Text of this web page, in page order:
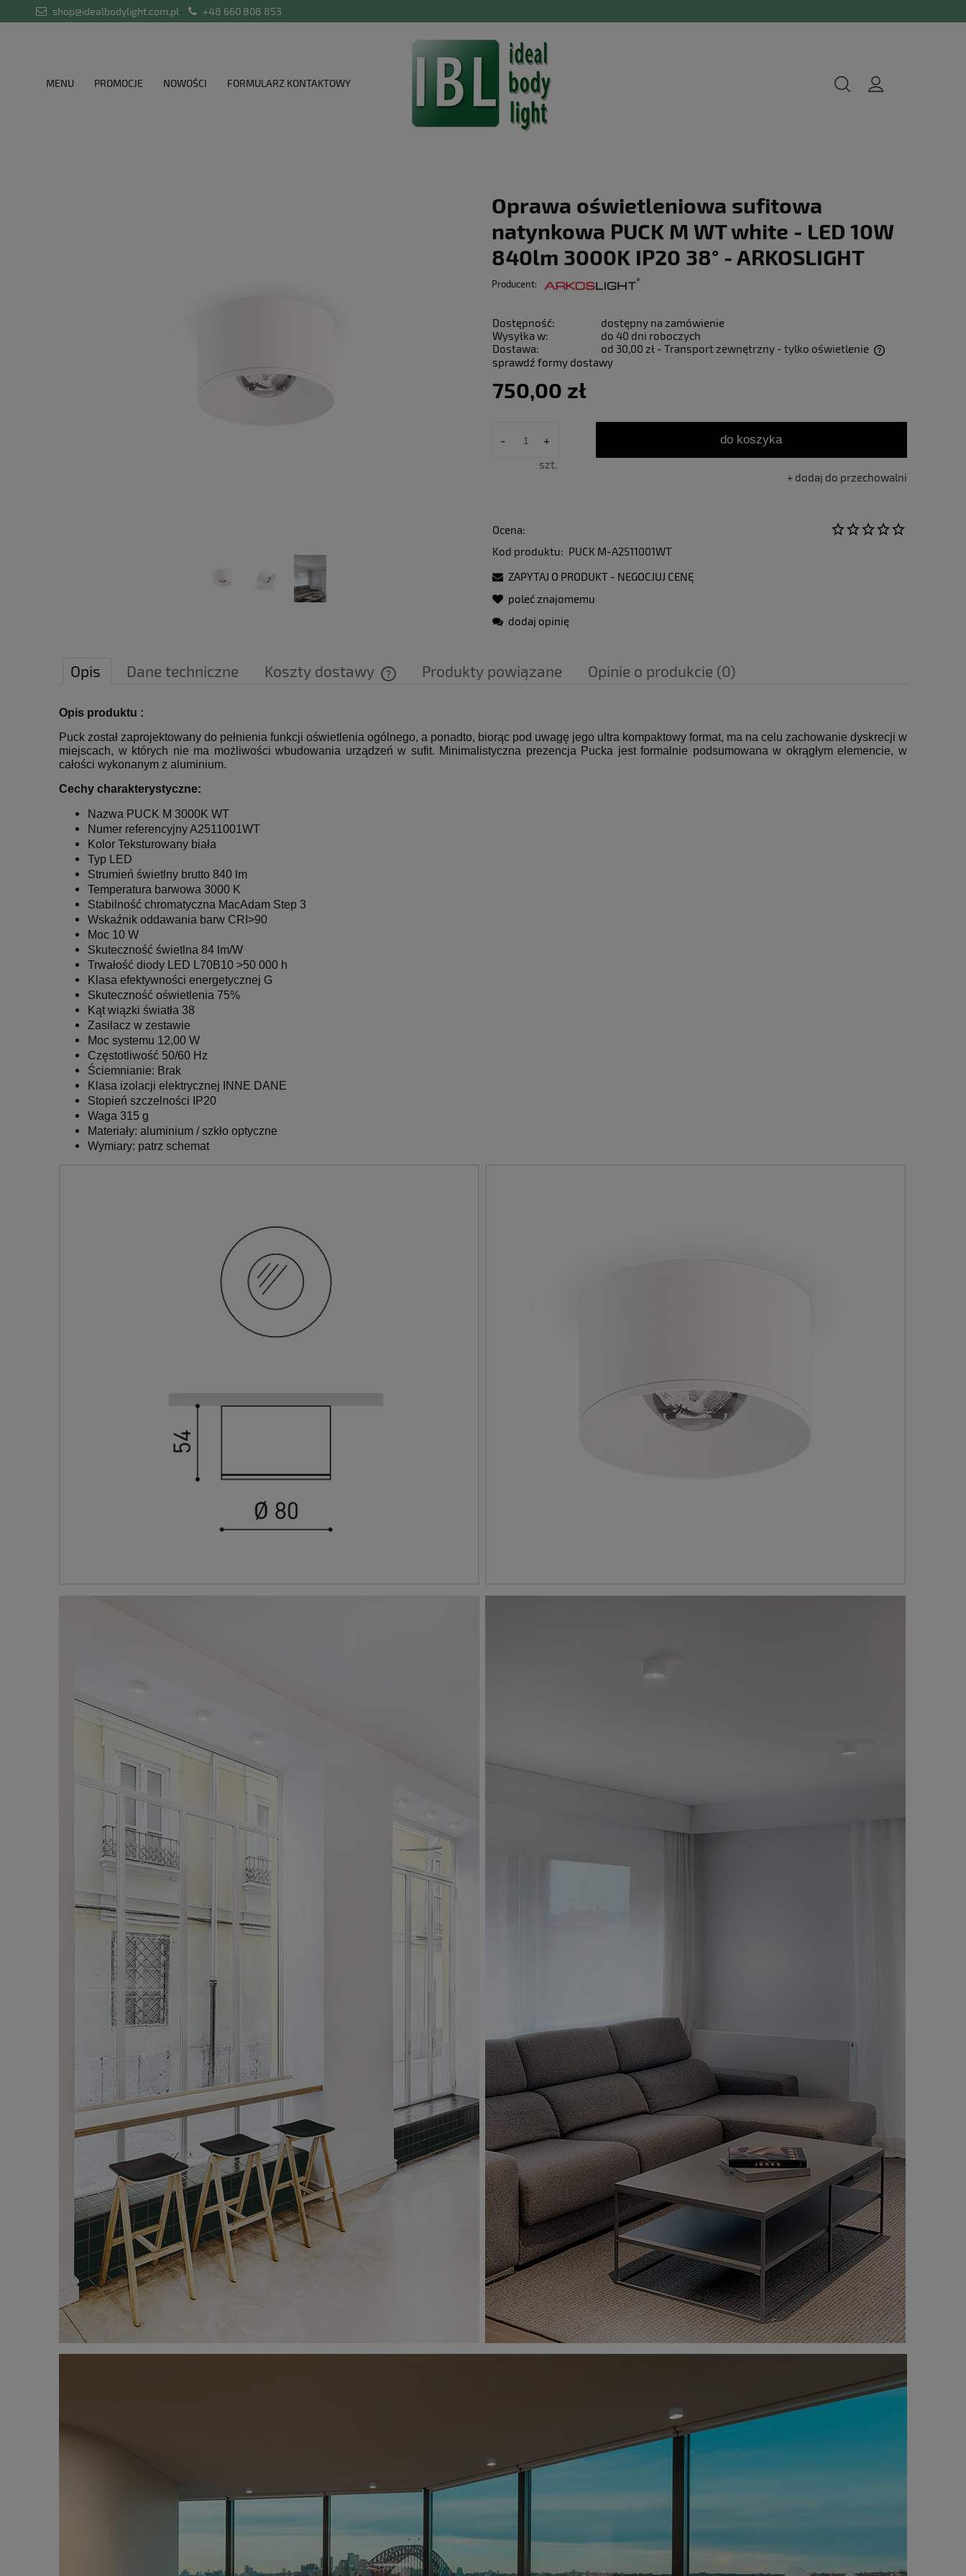
shop@idealbodylight.com.pl +48 660 808 853
MENU PROMOCJE NOWOŚCI FORMULARZ KONTAKTOWY
Oprawa oświetleniowa sufitowa
natynkowa PUCK M WT white - LED 10W
840lm 3000K IP20 38° - ARKOSLIGHT
Producent:
Dostępność:
dostępny na zamówienie
Wysyłka w:
do 40 dni roboczych
Dostawa:
od 30,00 zł - Transport zewnętrzny - tylko oświetlenie
sprawdź formy dostawy
750,00 zł
- +
szt.
do koszyka
dodaj do przechowalni
Ocena:
Kod produktu: PUCK M-A2511001WT
ZAPYTAJ O PRODUKT - NEGOCJUJ CENĘ
poleć znajomemu
dodaj opinię
Opis Dane techniczne Koszty dostawy Produkty powiązane Opinie o produkcie (0)
Opis produktu :
Puck został zaprojektowany do pełnienia funkcji oświetlenia ogólnego, a ponadto, biorąc pod uwagę jego ultra kompaktowy format, ma na celu zachowanie dyskrecji w
miejscach, w których nie ma możliwości wbudowania urządzeń w sufit. Minimalistyczna prezencja Pucka jest formalnie podsumowana w okrągłym elemencie, w
całości wykonanym z aluminium.
Cechy charakterystyczne:
Nazwa PUCK M 3000K WT
Numer referencyjnyA2511001WT
Kolor Teksturowany biała
Typ LED
Strumień świetlny brutto 840 lm
Temperatura barwowa 3000 K
Stabilność chromatyczna MacAdam Step 3
Wskaźnik oddawania barw CRI>90
Moc 10 W
Skuteczność świetlna 84 lm/W
Trwałość diody LED L70B10 >50 000 h
Klasa efektywności energetycznej G
Skuteczność oświetlenia 75%
Kąt wiązki światła 38
Zasilacz w zestawie
Moc systemu 12,00 W
Częstotliwość 50/60 Hz
Ściemnianie: Brak
Klasa izolacji elektrycznej INNE DANE
Stopień szczelności IP20
Waga 315 g
Materiały: aluminium / szkło optyczne
Wymiary: patrz schemat